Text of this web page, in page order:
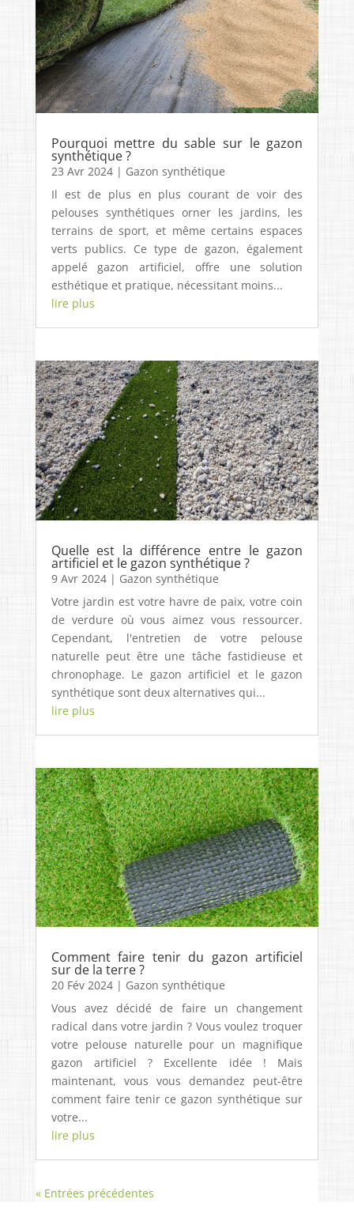
Pourquoi mettre du sable sur le gazon
synthétique ?
23 Avr 2024| Gazon synthétique
Il est de plus en plus courant de voir des
pelouses synthétiques orner les jardins, les
terrains de sport, et même certains espaces
verts publics. Ce type de gazon, également
appelé gazon artificiel, offre une solution
esthétique et pratique, nécessitant moins...
lire plus
Quelle est la différence entre le gazon
artificiel et le gazon synthétique ?
9 Avr 2024| Gazon synthétique
Votre jardin est votre havre de paix, votre coin
de verdure où vous aimez vous ressourcer.
Cependant, l'entretien de votre pelouse
naturelle peut être une tâche fastidieuse et
chronophage. Le gazon artificiel et le gazon
synthétique sont deux alternatives qui...
lire plus
Comment faire tenir du gazon artificiel
sur de la terre ?
20 Fév 2024| Gazon synthétique
Vous avez décidé de faire un changement
radical dans votre jardin ? Vous voulez troquer
votre pelouse naturelle pour un magnifique
gazon artificiel ? Excellente idée ! Mais
maintenant, vous vous demandez peut-être
comment faire tenir ce gazon synthétique sur
votre...
lire plus
« Entrées précédentes